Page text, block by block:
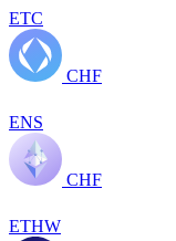
ETC
CHF
ENS
CHF
ETHW